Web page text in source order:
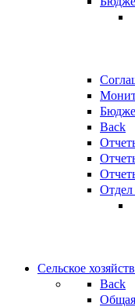
Back
Сельское
Back